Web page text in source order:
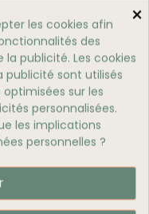
?
produits qui
os à mâcher
sont
répondre aux
que ce soit pour
ou prendre soin de
×
les cookies afin
des
publicité. Les cookies
publicité sont utilisés
sur les
personnalisées.
les implications
personnelles ?